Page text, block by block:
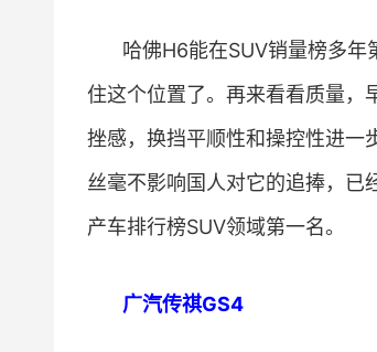
哈佛H6能在SUV销量榜多
住这个位置了。再来看看质量，
挫感，换挡平顺性和操控性进一
丝毫不影响国人对它的追捧，已
产车排行榜SUV领域第一名。
广汽传祺GS4